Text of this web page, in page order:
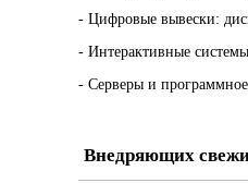
- Цифровые вывески:
- Интерактивные
- Серверы и
Внедряющих